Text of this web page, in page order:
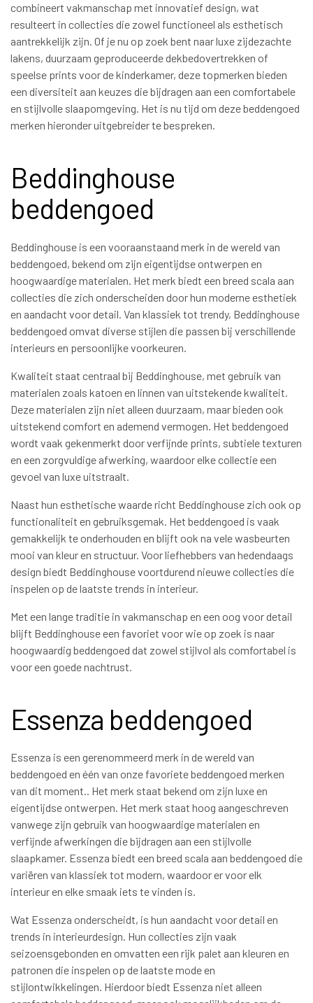
combineert vakmanschap met innovatief design, wat
resulteert in collecties die zowel functioneel als esthetisch
aantrekkelijk zijn. Of je nu op zoek bent naar luxe zijdezachte
lakens, duurzaam geproduceerde dekbedovertrekken of
speelse prints voor de kinderkamer, deze topmerken bieden
een diversiteit aan keuzes die bijdragen aan een comfortabele
en stijlvolle slaapomgeving. Het is nu tijd om deze beddengoed
merken hieronder uitgebreider te bespreken.
Beddinghouse
beddengoed
Beddinghouse is een vooraanstaand merk in de wereld van
beddengoed, bekend om zijn eigentijdse ontwerpen en
hoogwaardige materialen. Het merk biedt een breed scala aan
collecties die zich onderscheiden door hun moderne esthetiek
en aandacht voor detail. Van klassiek tot trendy, Beddinghouse
beddengoed omvat diverse stijlen die passen bij verschillende
interieurs en persoonlijke voorkeuren.
Kwaliteit staat centraal bij Beddinghouse, met gebruik van
materialen zoals katoen en linnen van uitstekende kwaliteit.
Deze materialen zijn niet alleen duurzaam, maar bieden ook
uitstekend comfort en ademend vermogen. Het beddengoed
wordt vaak gekenmerkt door verfijnde prints, subtiele texturen
en een zorgvuldige afwerking, waardoor elke collectie een
gevoel van luxe uitstraalt.
Naast hun esthetische waarde richt Beddinghouse zich ook op
functionaliteit en gebruiksgemak. Het beddengoed is vaak
gemakkelijk te onderhouden en blijft ook na vele wasbeurten
mooi van kleur en structuur. Voor liefhebbers van hedendaags
design biedt Beddinghouse voortdurend nieuwe collecties die
inspelen op de laatste trends in interieur.
Met een lange traditie in vakmanschap en een oog voor detail
blijft Beddinghouse een favoriet voor wie op zoek is naar
hoogwaardig beddengoed dat zowel stijlvol als comfortabel is
voor een goede nachtrust.
Essenza beddengoed
Essenza is een gerenommeerd merk in de wereld van
beddengoed en één van onze favoriete beddengoed merken
van dit moment.. Het merk staat bekend om zijn luxe en
eigentijdse ontwerpen. Het merk staat hoog aangeschreven
vanwege zijn gebruik van hoogwaardige materialen en
verfijnde afwerkingen die bijdragen aan een stijlvolle
slaapkamer. Essenza biedt een breed scala aan beddengoed die
variëren van klassiek tot modern, waardoor er voor elk
interieur en elke smaak iets te vinden is.
Wat Essenza onderscheidt, is hun aandacht voor detail en
trends in interieurdesign. Hun collecties zijn vaak
seizoensgebonden en omvatten een rijk palet aan kleuren en
patronen die inspelen op de laatste mode en
stijlontwikkelingen. Hierdoor biedt Essenza niet alleen